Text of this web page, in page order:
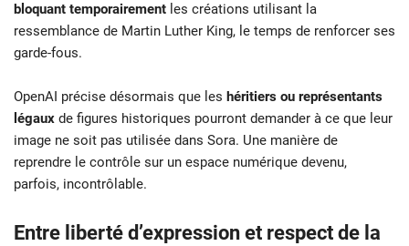
bloquant temporairement les créations utilisant la
ressemblance de Martin Luther King, le temps de renforcer ses
garde-fous.
OpenAI précise désormais que les héritiers ou représentants
légaux de figures historiques pourront demander à ce que leur
image ne soit pas utilisée dans Sora. Une manière de
reprendre le contrôle sur un espace numérique devenu,
parfois, incontrôlable.
Entre liberté d’expression et respect de la